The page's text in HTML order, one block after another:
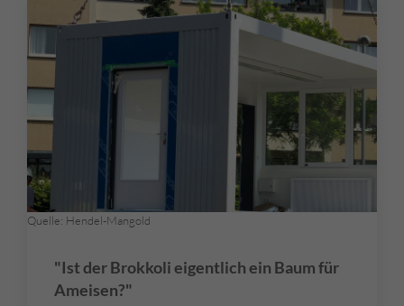
Quelle: Hendel-Mangold
"Ist der Brokkoli eigentlich ein Baum für
Ameisen?"